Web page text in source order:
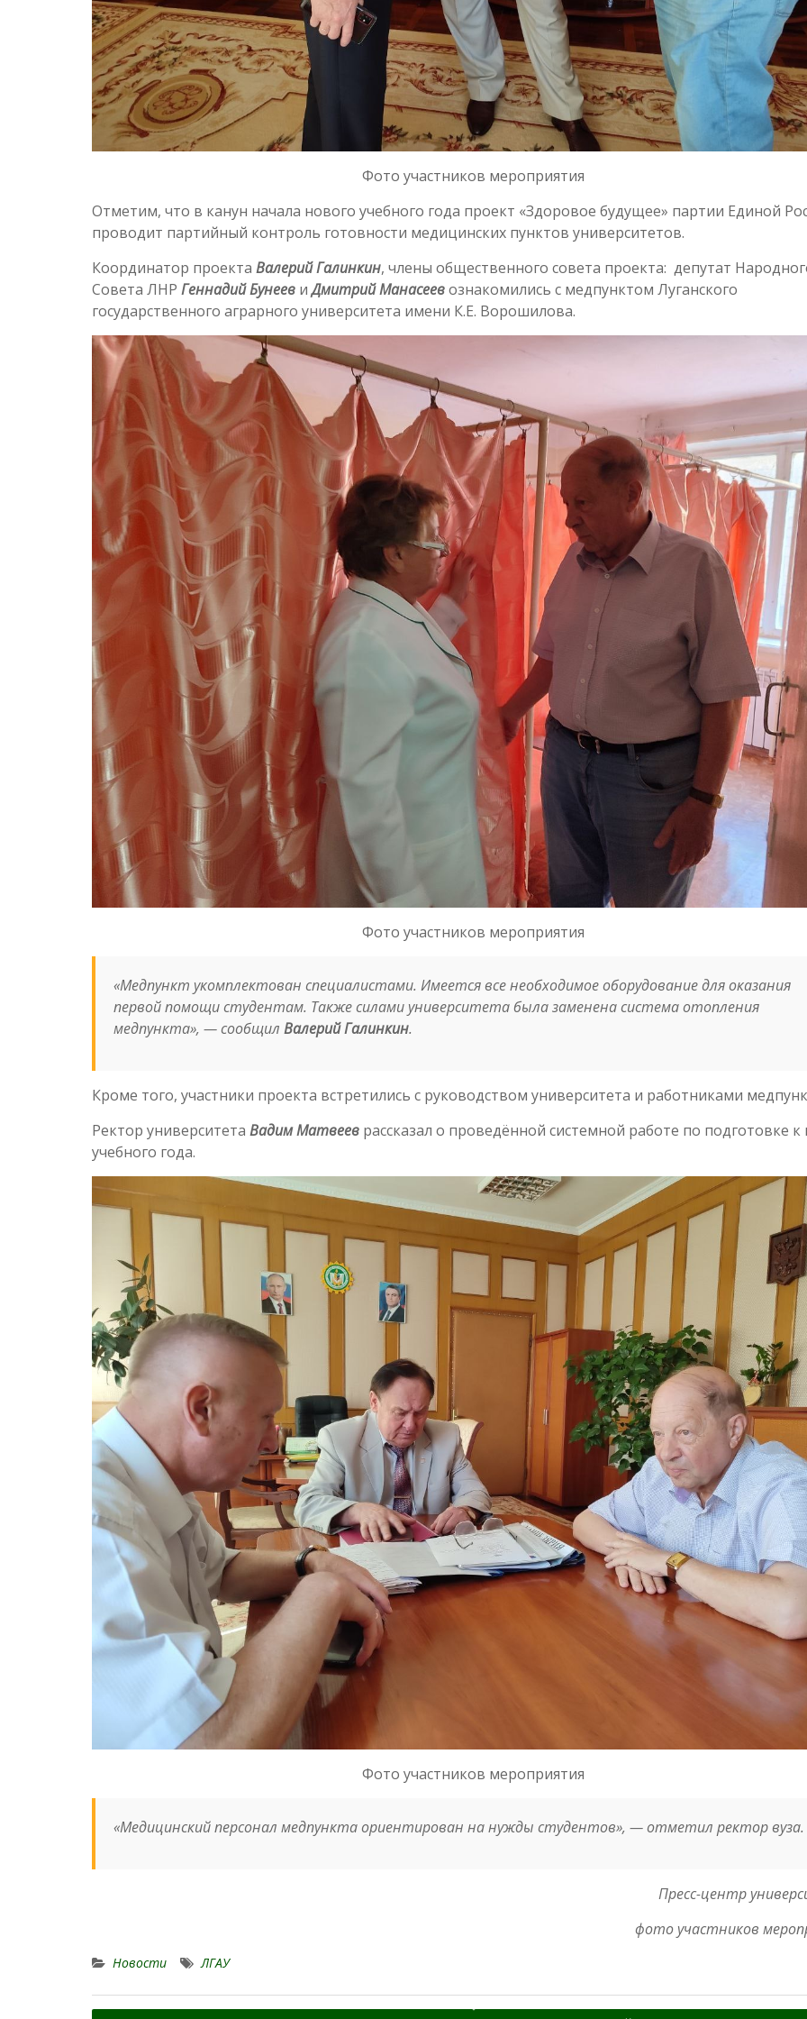
Фото участников мероприятия
Отметим, что в канун начала нового учебного года проект «Здоровое будущее» партии Единой
проводит партийный контроль готовности медицинских пунктов университетов.
Координатор проекта Валерий Галинкин, члены общественного совета проекта: депутат
Совета ЛНР Геннадий Бунеев иДмитрий Манасеевознакомились с медпунктом Луганского
государственного аграрного университета имени К.Е. Ворошилова.
Фото участников мероприятия
«Медпункт укомплектован специалистами. Имеется все необходимое оборудование для оказания
первой помощи студентам. Также силами университета была заменена система отопления
медпункта», — сообщил Валерий Галинкин.
Кроме того, участники проекта встретились с руководством университета и работниками
Ректор университета Вадим Матвеев рассказал о проведённой системной работе по подготовке к
учебного года.
Фото участников мероприятия
«Медицинский персонал медпункта ориентирован на нужды студентов», — отметил ректор вуза.
Пресс-центр
фото участников
Новости ЛГАУ